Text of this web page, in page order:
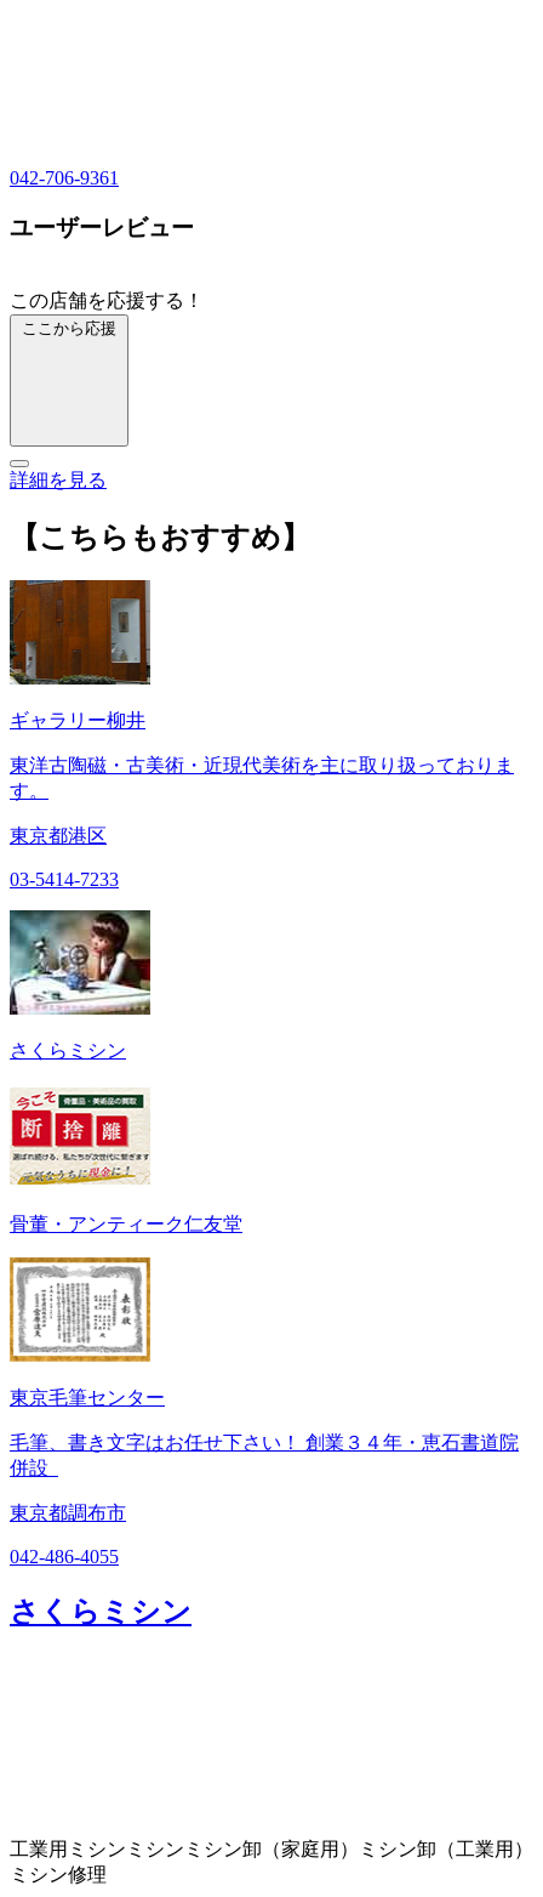
042-706-9361
ユーザーレビュー
この店舗を応援する！
ここから応援
詳細を見る
【こちらもおすすめ】
ギャラリー柳井
東洋古陶磁・古美術・近現代美術を主に取り扱っておりま
す。
東京都港区
03-5414-7233
さくらミシン
骨董・アンティーク仁友堂
東京毛筆センター
毛筆、書き文字はお任せ下さい！ 創業３４年・恵石書道院
併設
東京都調布市
042-486-4055
さくらミシン
工業用ミシン ミシン ミシン卸（家庭用）
ミシン卸（工業用）
ミシン修理